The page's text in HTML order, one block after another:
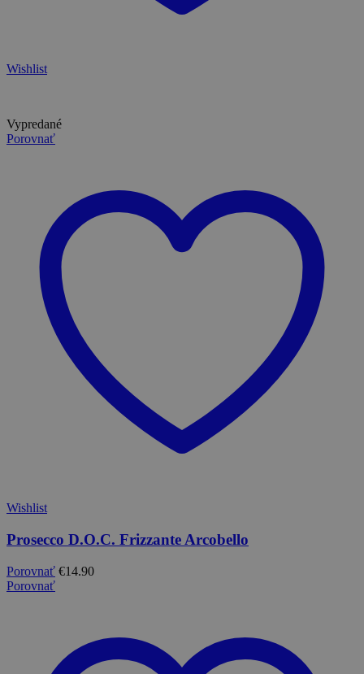
Wishlist
Vypredané
Porovnať
Wishlist
Prosecco D.O.C. Frizzante Arcobello
Porovnať €14.90
Porovnať